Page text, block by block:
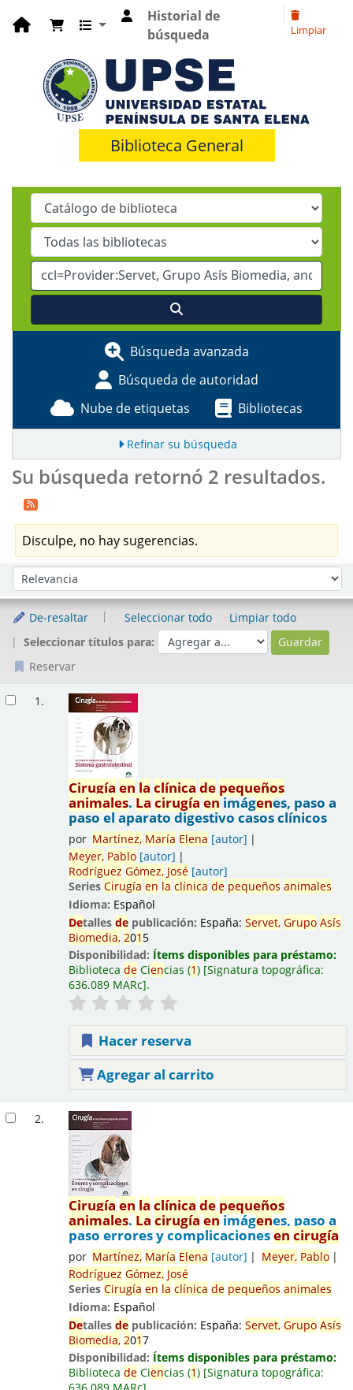
Historial de
búsqueda
Limpiar
Biblioteca General
Búsqueda avanzada
Búsqueda de autoridad
Nube de etiquetas
Bibliotecas
Refinar su búsqueda
Su búsqueda retornó 2 resultados.
Disculpe, no hay sugerencias.
Ordenar por:
De-resaltar Seleccionar todo
Limpiar todo
Seleccionar títulos para:
Reservar
1.
Cirugía en la clínica de pequeños
animales.La cirugía enimágenes, paso a
paso el aparato digestivo casos clínicos
por Martínez, María Elena [autor]
Meyer, Pablo[autor]
Rodríguez Gómez, José[autor]
Series Cirugía en la clínica de pequeños animales
Idioma: Español
Detalles depublicación: España: Servet, Grupo Asís
Biomedia, 201 5
Disponibilidad: Ítems disponibles para préstamo:
Biblioteca deCiencias (1) Signatura topográfica:
636.089 MARc .
Hacer reserva
Agregar al carrito
2.
Cirugía en la clínica de pequeños
animales.La cirugía enimágenes, paso a
paso errores y complicacionesen cirugía
por Martínez, María Elena [autor] Meyer, Pablo
Rodríguez Gómez, José
Series Cirugía en la clínica de pequeños animales
Idioma: Español
Detalles depublicación: España: Servet, Grupo Asís
Biomedia, 2017
Disponibilidad: Ítems disponibles para préstamo:
Biblioteca deCiencias (1) Signatura topográfica: